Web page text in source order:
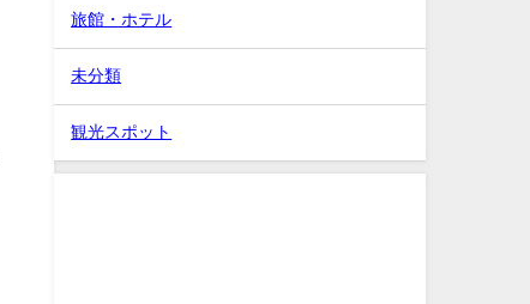
旅館・ホテル
未分類
観光スポット